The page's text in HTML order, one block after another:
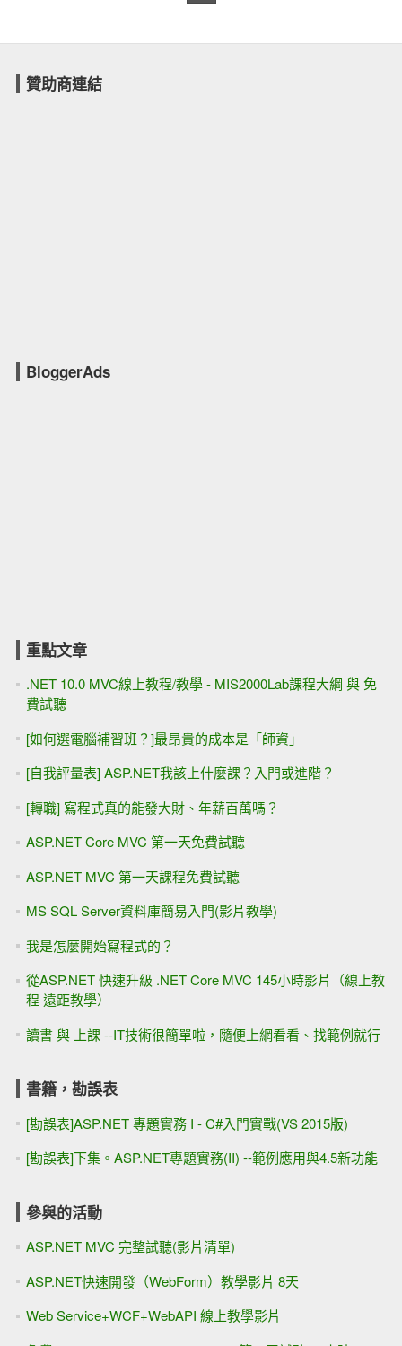
贊助商連結
BloggerAds
重點文章
.NET 10.0 MVC線上教程/教學 - MIS2000Lab課程大綱 與 免
費試聽
[如何選電腦補習班？]最昂貴的成本是「師資」
[自我評量表] ASP.NET我該上什麼課？入門或進階？
[轉職] 寫程式真的能發大財、年薪百萬嗎？
ASP.NET Core MVC 第一天免費試聽
ASP.NET MVC 第一天課程免費試聽
MS SQL Server資料庫簡易入門(影片教學)
我是怎麼開始寫程式的？
從ASP.NET 快速升級 .NET Core MVC 145小時影片（線上教
程 遠距教學）
讀書 與 上課 --IT技術很簡單啦，隨便上網看看、找範例就行
書籍，勘誤表
[勘誤表]ASP.NET 專題實務 I - C#入門實戰(VS 2015版)
[勘誤表]下集。ASP.NET專題實務(II) --範例應用與4.5新功能
參與的活動
ASP.NET MVC 完整試聽(影片清單)
ASP.NET快速開發（WebForm）教學影片 8天
Web Service+WCF+WebAPI 線上教學影片